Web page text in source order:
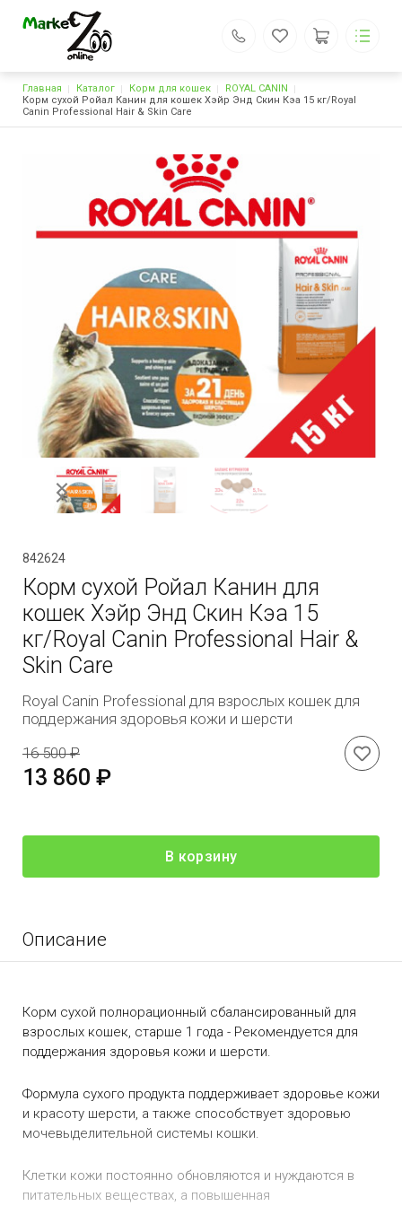
MarketZOO.online
Доставка кормов для собак и кошек
Доставка и оплата
Отзывы
Поиск
Личный кабинет
d89005443545@yandex.ru
+7 (900) 544-35-45
Обратный вызов
Строка навигации
Главная Каталог Корм для кошек
ROYAL CANIN
Корм сухой Ройал Канин для кошек Хэйр Энд Скин Кэа 15 кг/Royal
Canin Professional Hair & Skin Care
842624
Корм сухой Ройал Канин для
кошек Хэйр Энд Скин Кэа 15
кг/Royal Canin Professional Hair &
Skin Care
Royal Canin Professional для взрослых кошек для
поддержания здоровья кожи и шерсти
16 500 ₽
13 860 ₽
В корзину
Описание
Корм сухой полнорационный сбалансированный для
взрослых кошек, старше 1 года - Рекомендуется для
поддержания здоровья кожи и шерсти.
Формула сухого продукта поддерживает здоровье кожи
и красоту шерсти, а также способствует здоровью
мочевыделительной системы кошки.
Клетки кожи постоянно обновляются и нуждаются в
питательных веществах, а повышенная